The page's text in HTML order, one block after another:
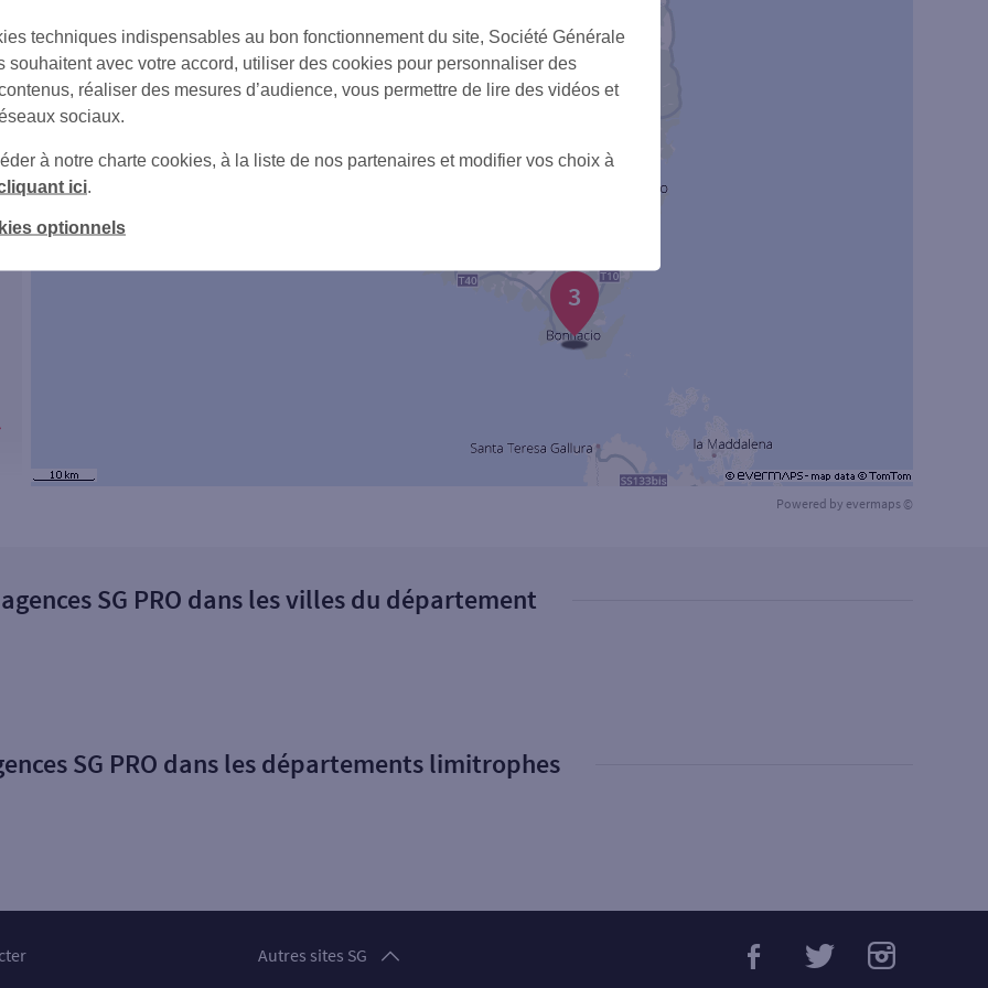
3
Powered by evermaps ©
SG PRO dans les villes du département
SG PRO dans les départements limitrophes
Autres sites SG
techniques indispensables au bon fonctionnement du site, Société Générale
souhaitent avec votre accord, utiliser des cookies pour personnaliser des
réaliser des mesures d’audience, vous permettre de lire des vidéos et
sociaux.
à notre charte cookies, à la liste de nos partenaires et modifier vos choix à
ici.
optionnels